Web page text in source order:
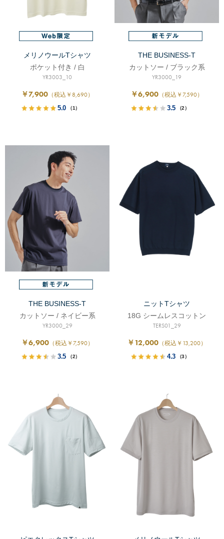
メリノウールTシャツ
ポケット付き / 白
YR3003_10
￥7,900 （税込￥8,690）
5.0 （1）
THE BUSINESS-T
カットソー / ブラック系
YR3000_19
￥6,900 （税込￥7,590）
3.5 （2）
THE BUSINESS-T
カットソー / ネイビー系
YR3000_29
￥6,900 （税込￥7,590）
3.5 （2）
ニットTシャツ
18G シームレスコットン
TERS01_29
￥12,000 （税込￥13,200）
4.3 （3）